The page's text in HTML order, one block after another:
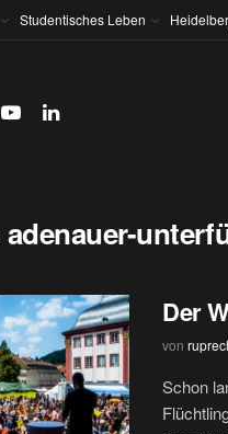
Studentisches Leben
adenauer-
Der
von
Schon